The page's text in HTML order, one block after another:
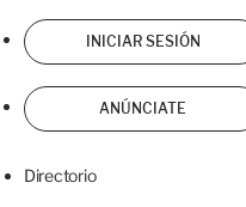
INICIAR SESIÓN
ANÚNCIATE
Directorio